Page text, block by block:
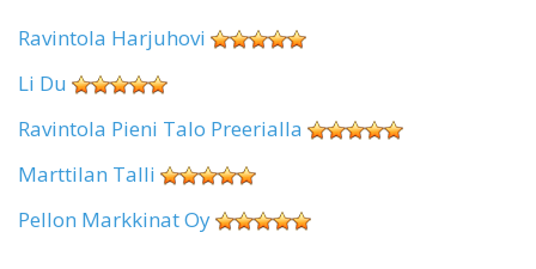
Ravintola Harjuhovi
Li Du
Ravintola Pieni Talo Preerialla
Marttilan Talli
Pellon Markkinat Oy